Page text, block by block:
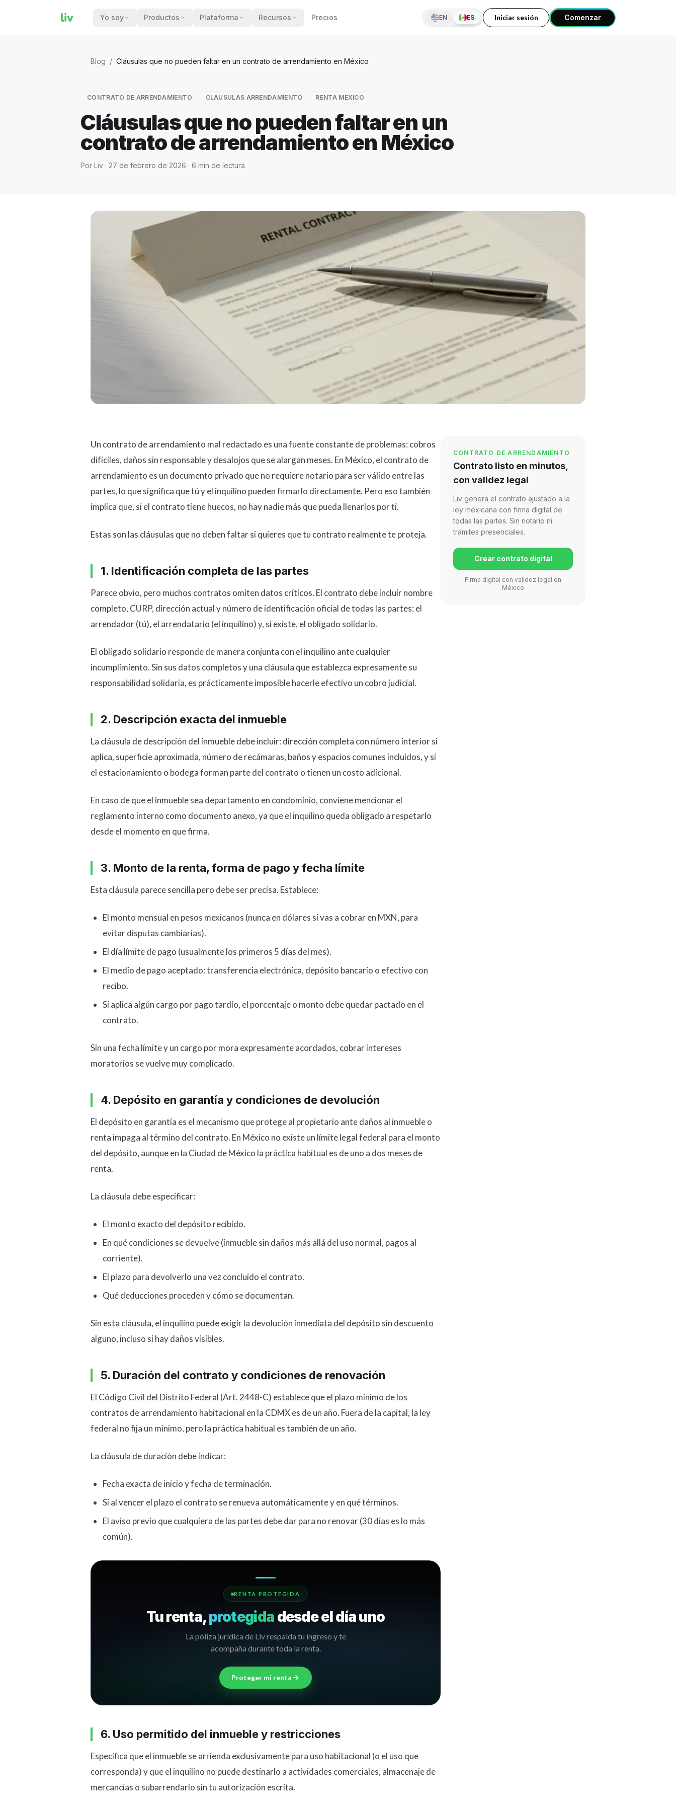
liv Yo soy Productos Plataforma Recursos Precios EN ES Iniciar sesión Comenzar
Blog / Cláusulas que no pueden faltar en un contrato de arrendamiento en México
CONTRATO DE ARRENDAMIENTO CLAUSULAS ARRENDAMIENTO RENTA MEXICO
Cláusulas que no pueden faltar en un
contrato de arrendamiento en México
Por Liv · 27 de febrero de 2026 · 6 min de lectura
Un contrato de arrendamiento mal redactado es una fuente constante de problemas: cobros
difíciles, daños sin responsable y desalojos que se alargan meses. En México, el contrato de
arrendamiento es un documento privado que no requiere notario para ser válido entre las
partes, lo que significa que tú y el inquilino pueden firmarlo directamente. Pero eso también
implica que, si el contrato tiene huecos, no hay nadie más que pueda llenarlos por ti.
Estas son las cláusulas que no deben faltar si quieres que tu contrato realmente te proteja.
1. Identificación completa de las partes
Parece obvio, pero muchos contratos omiten datos críticos. El contrato debe incluir nombre
completo, CURP, dirección actual y número de identificación oficial de todas las partes: el
arrendador (tú), el arrendatario (el inquilino) y, si existe, el obligado solidario.
El obligado solidario responde de manera conjunta con el inquilino ante cualquier
incumplimiento. Sin sus datos completos y una cláusula que establezca expresamente su
responsabilidad solidaria, es prácticamente imposible hacerle efectivo un cobro judicial.
2. Descripción exacta del inmueble
La cláusula de descripción del inmueble debe incluir: dirección completa con número interior si
aplica, superficie aproximada, número de recámaras, baños y espacios comunes incluidos, y si
el estacionamiento o bodega forman parte del contrato o tienen un costo adicional.
En caso de que el inmueble sea departamento en condominio, conviene mencionar el
reglamento interno como documento anexo, ya que el inquilino queda obligado a respetarlo
desde el momento en que firma.
3. Monto de la renta, forma de pago y fecha límite
Esta cláusula parece sencilla pero debe ser precisa. Establece:
El monto mensual en pesos mexicanos (nunca en dólares si vas a cobrar en MXN, para
evitar disputas cambiarias).
El día límite de pago (usualmente los primeros 5 días del mes).
El medio de pago aceptado: transferencia electrónica, depósito bancario o efectivo con
recibo.
Si aplica algún cargo por pago tardío, el porcentaje o monto debe quedar pactado en el
contrato.
Sin una fecha límite y un cargo por mora expresamente acordados, cobrar intereses
moratorios se vuelve muy complicado.
4. Depósito en garantía y condiciones de devolución
El depósito en garantía es el mecanismo que protege al propietario ante daños al inmueble o
renta impaga al término del contrato. En México no existe un límite legal federal para el monto
del depósito, aunque en la Ciudad de México la práctica habitual es de uno a dos meses de
renta.
La cláusula debe especificar:
El monto exacto del depósito recibido.
En qué condiciones se devuelve (inmueble sin daños más allá del uso normal, pagos al
corriente).
El plazo para devolverlo una vez concluido el contrato.
Qué deducciones proceden y cómo se documentan.
Sin esta cláusula, el inquilino puede exigir la devolución inmediata del depósito sin descuento
alguno, incluso si hay daños visibles.
5. Duración del contrato y condiciones de renovación
El Código Civil del Distrito Federal (Art. 2448-C) establece que el plazo mínimo de los
contratos de arrendamiento habitacional en la CDMX es de un año. Fuera de la capital, la ley
federal no fija un mínimo, pero la práctica habitual es también de un año.
La cláusula de duración debe indicar:
Fecha exacta de inicio y fecha de terminación.
Si al vencer el plazo el contrato se renueva automáticamente y en qué términos.
El aviso previo que cualquiera de las partes debe dar para no renovar (30 días es lo más
común).
RENTA PROTEGIDA
Tu renta,protegida desde el día uno
La póliza jurídica de Liv respalda tu ingreso y te
acompaña durante toda la renta.
Proteger mi renta
6. Uso permitido del inmueble y restricciones
Especifica que el inmueble se arrienda exclusivamente para uso habitacional (o el uso que
corresponda) y que el inquilino no puede destinarlo a actividades comerciales, almacenaje de
mercancías o subarrendarlo sin tu autorización escrita.
CONTRATO DE ARRENDAMIENTO
Contrato listo en minutos,
con validez legal
Liv genera el contrato ajustado a la
ley mexicana con firma digital de
todas las partes. Sin notario ni
trámites presenciales.
Crear contrato digital
Firma digital con validez legal en
México